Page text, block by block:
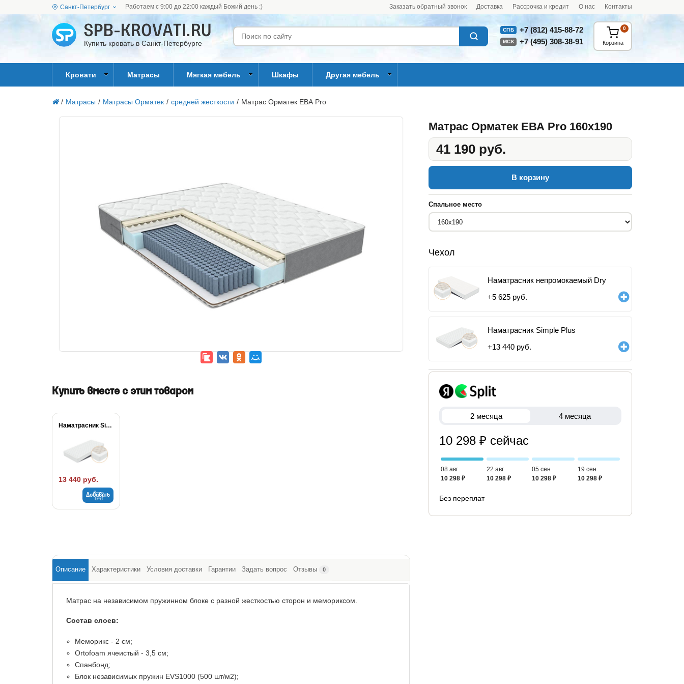
Санкт-Петербург Работаем с 9:00 до 22:00 каждый Божий день :) Заказать обратный звонок Доставка Рассрочка и кредит О нас Контакты
Купить кровать в Санкт-Петербурге
СПБ +7 (812) 415-88-72
МСК +7 (495) 308-38-91 Корзина
0
Кровати Матрасы Мягкая мебель Шкафы Другая мебель
/ Матрасы / Матрасы Орматек / средней жесткости / Матрас Орматек ЕВА Pro
Матрас Орматек ЕВА Pro 160x190
41 190 руб.
В корзину
Спальное место
Чехол
Наматрасник непромокаемый Dry
+5 625 руб.
Наматрасник Simple Plus
+13 440 руб.
2 месяца 4 месяца
10 298 ₽ сейчас
08 авг
10 298 ₽
22 авг
10 298 ₽
05 сен
10 298 ₽
19 сен
10 298 ₽
Без переплат
Купить вместе с этим товаром
Наматрасник Simple Plus
13 440 руб.
Добавить
Описание Характеристики Условия доставки Гарантии Задать вопрос Отзывы 0
Матрас на независимом пружинном блоке с разной жесткостью сторон и мемориксом.
Состав слоев:
Меморикс - 2 см;
Ortofoam ячеистый - 3,5 см;
Спанбонд;
Блок независимых пружин EVS1000 (500 шт/м2);